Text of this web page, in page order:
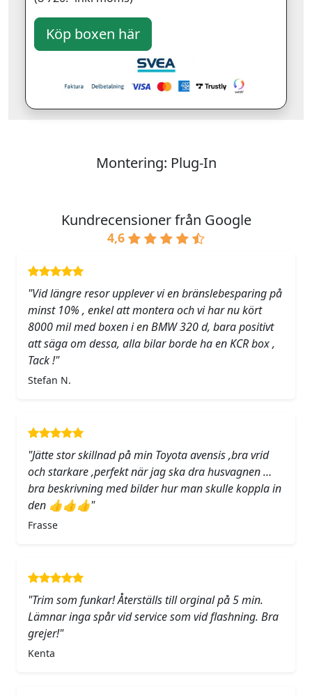
Montering: Plug-In
Kundrecensioner från Google
4,6
"Vid längre resor upplever vi en bränslebesparing på
minst 10% , enkel att montera och vi har nu kört
8000 mil med boxen i en BMW 320 d, bara positivt
att säga om dessa, alla bilar borde ha en KCR box ,
Tack !"
Stefan N.
"Jätte stor skillnad på min Toyota avensis ,bra vrid
och starkare ,perfekt när jag ska dra husvagnen …
bra beskrivning med bilder hur man skulle koppla in
den 👍👍👍"
Frasse
"Trim som funkar! Återställs till orginal på 5 min.
Lämnar inga spår vid service som vid flashning. Bra
grejer!"
Kenta